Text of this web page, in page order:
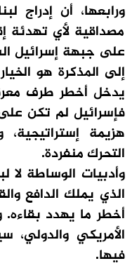
ورابعها، أن إدراج
مصداقية لأي تهدئة
على جبهة إسرائيل
إلى المذكرة هو
يدخل أخطر طرف
فإسرائيل لم تكن
هزيمة
التحرك منفردة.
وأدبيات الوساطة
الذي يملك الدافع
أخطر ما يهدد بقاءه.
الأمريكي والدولي،
فيها.